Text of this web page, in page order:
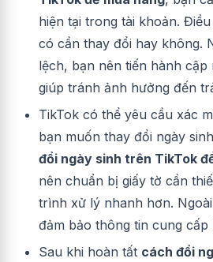
hiện tại trong tài khoản.
có cần thay đổi hay không.
lệch, bạn nên tiến hành cập
giúp tránh ảnh hưởng đến
TikTok có thể yêu cầu xác
bạn muốn thay đổi ngày
đổi ngày sinh trên TikTok
nên chuẩn bị giấy tờ cần
trình xử lý nhanh hơn.
đảm bảo thông tin cung cấp
Sau khi hoàn tất cách đổi